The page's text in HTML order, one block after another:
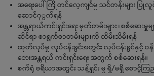
အရေးပေါ် ကြိုတင်လေ့ကျင်မှု သင်တန်းများ ပ
ဆောင်၇ွက်ရန်
အန္တရာယ်ကင်းရှင်းရေး မှတ်တမ်းများ ၊ စစ်ဆေးမှုမ
ဆိုင်ရာ စာရွက်စာတမ်းများကို ထိမ်းသိမ်းရန်
ထုတ်လုပ်မှု လုပ်ငန်းခွင်အတွင်း လုပ်ငန်းခွင်နှင့် ဝန်ထ
ဘေးအန္တရယ် ကင်းရှင်းရေး အတွက် စစ်ဆေးရန်။
စက်ရုံ ဗရိယာအတွင်း သန့်ရှင်း မှု ရှိ/မရှိ စောင့်ကြ